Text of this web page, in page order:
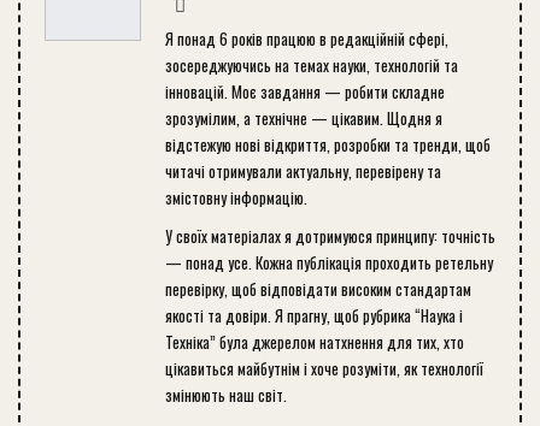
Я понад 6 років працюю в редакційній сфері,
зосереджуючись на темах науки, технологій та
інновацій. Моє завдання — робити складне
зрозумілим, а технічне — цікавим. Щодня я
відстежую нові відкриття, розробки та тренди, щоб
читачі отримували актуальну, перевірену та
змістовну інформацію.
У своїх матеріалах я дотримуюся принципу: точність
— понад усе. Кожна публікація проходить ретельну
перевірку, щоб відповідати високим стандартам
якості та довіри. Я прагну, щоб рубрика “Наука і
Техніка” була джерелом натхнення для тих, хто
цікавиться майбутнім і хоче розуміти, як технології
змінюють наш світ.